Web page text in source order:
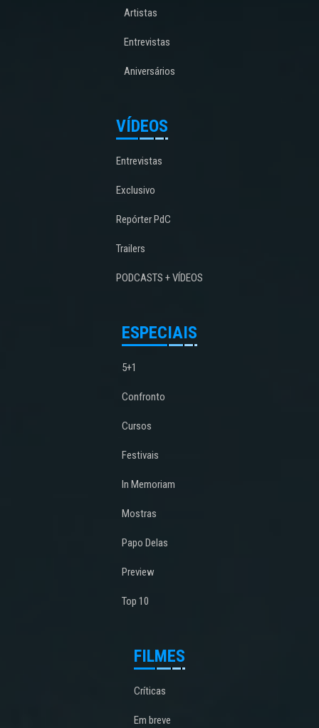
Artistas
Entrevistas
Aniversários
VÍDEOS
Entrevistas
Exclusivo
Repórter PdC
Trailers
PODCASTS + VÍDEOS
ESPECIAIS
5+1
Confronto
Cursos
Festivais
In Memoriam
Mostras
Papo Delas
Preview
Top 10
FILMES
Críticas
Em breve